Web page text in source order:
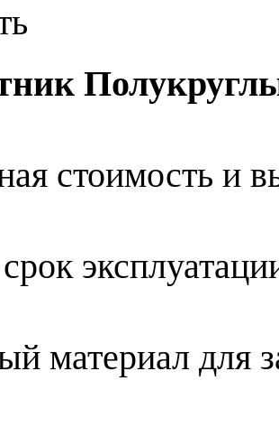
стоимость и
материал для